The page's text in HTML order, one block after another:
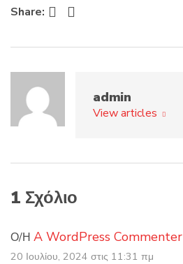
Share: Facebook Twitter
admin
View articles
1 Σχόλιο
Ο/Η A WordPress Commenter
20 Ιουλίου, 2024 στις 11:31 πμ